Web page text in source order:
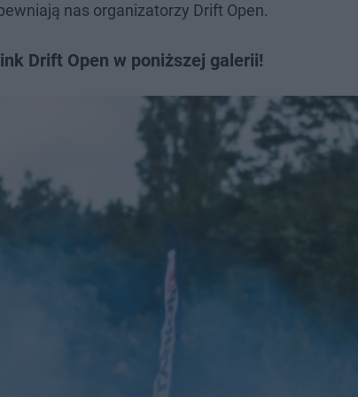
nas organizatorzy Drift Open.
Drift Open w poniższej galerii!